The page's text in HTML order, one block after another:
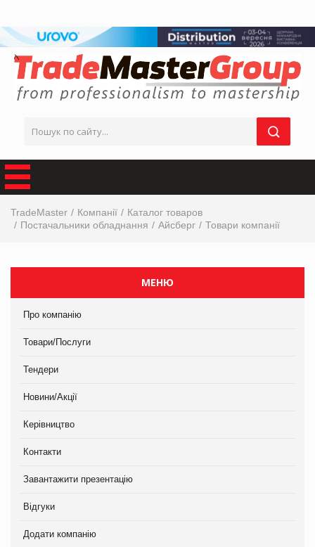
TradeMaster Компанії
Каталог товаров
Постачальники обладнання
Айсберг Товари компанії
МЕНЮ
Про компанію
Товари/Послуги
Тендери
Новини/Акції
Керівництво
Контакти
Завантажити презентацію
Відгуки
Додати компанію